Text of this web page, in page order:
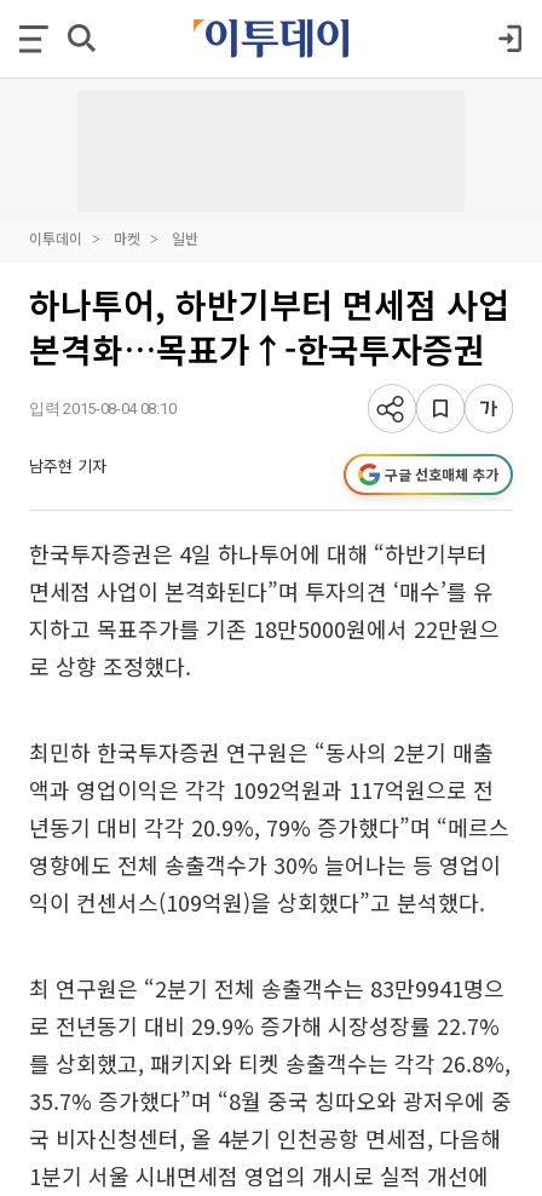
이투데이 마켓 일반
하나투어, 하반기부터 면세점 사업
본격화…목표가↑-한국투자증권
입력 2015-08-04 08:10
남주현 기자 구글 선호매체 추가
한국투자증권은 4일 하나투어에 대해 “하반기부터
면세점 사업이 본격화된다”며 투자의견 ‘매수’를 유
지하고 목표주가를 기존 18만5000원에서 22만원으
로 상향 조정했다.
최민하 한국투자증권 연구원은 “동사의 2분기 매출
액과 영업이익은 각각 1092억원과 117억원으로 전
년동기 대비 각각 20.9%, 79% 증가했다”며 “메르스
영향에도 전체 송출객수가 30% 늘어나는 등 영업이
익이 컨센서스(109억원)을 상회했다”고 분석했다.
최 연구원은 “2분기 전체 송출객수는 83만9941명으
로 전년동기 대비 29.9% 증가해 시장성장률 22.7%
를 상회했고, 패키지와 티켓 송출객수는 각각 26.8%,
35.7% 증가했다”며 “8월 중국 칭따오와 광저우에 중
국 비자신청센터, 올 4분기 인천공항 면세점, 다음해
1분기 서울 시내면세점 영업의 개시로 실적 개선에